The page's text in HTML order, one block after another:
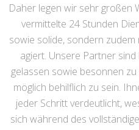
Daher legen wir sehr großen
vermittelte 24 Stunden
sowie solide, sondern
agiert. Unsere Partner
gelassen sowie besonnen
möglich behilflich zu sein.
jeder Schritt verdeutlicht,
sich während des